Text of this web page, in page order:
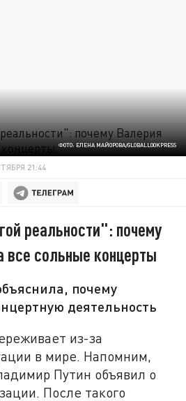
ФОТО: ЕЛЕНА МАЙОРОВА/GLOBALLOOKPRESS
21:44
реальности": почему
все сольные концерты
почему
деятельность
из-за
в мире. Напомним,
Путин объявил о
После такого